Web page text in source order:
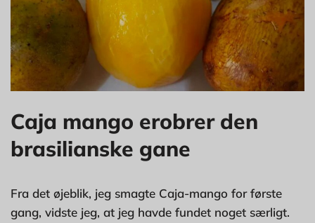
Caja mango erobrer den
brasilianske gane
Fra det øjeblik, jeg smagte Caja-mango for første
gang, vidste jeg, at jeg havde fundet noget særligt.